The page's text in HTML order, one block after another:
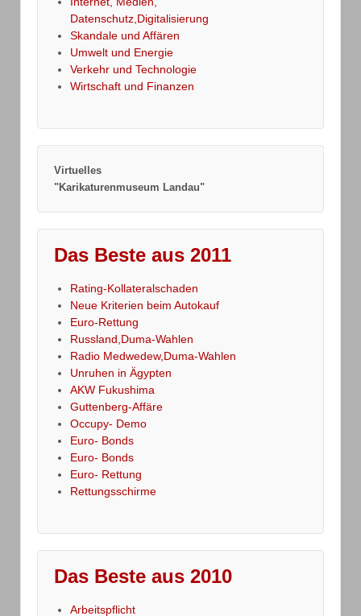
Datenschutz,Digitalisierung
Skandale und Affären
Umwelt und Energie
Verkehr und Technologie
Wirtschaft und Finanzen
Virtuelles
"Karikaturenmuseum Landau"
Das Beste aus 2011
Rating-Kollateralschaden
Neue Kriterien beim Autokauf
Euro-Rettung
Russland,Duma-Wahlen
Radio Medwedew,Duma-Wahlen
Unruhen in Ägypten
AKW Fukushima
Guttenberg-Affäre
Occupy- Demo
Euro- Bonds
Euro- Bonds
Euro- Rettung
Rettungsschirme
Das Beste aus 2010
Arbeitspflicht